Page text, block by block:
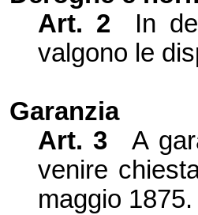
Art. 2
In
valgono le
Garanzia
Art. 3
A
venire chie
maggio 1875.